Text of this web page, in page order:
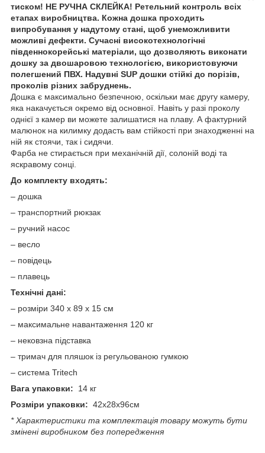
тиском! НЕ РУЧНА СКЛЕЙКА! Ретельний контроль всіх
етапах виробництва. Кожна дошка проходить
випробування у надутому стані, щоб унеможливити
можливі дефекти. Сучасні високотехнологічні
південнокорейські матеріали, що дозволяють виконати
дошку за двошаровою технологією, використовуючи
полегшений ПВХ. Надувні SUP дошки стійкі до порізів,
проколів різних забруднень.
Дошка є максимально безпечною, оскільки має другу камеру,
яка накачується окремо від основної. Навіть у разі проколу
однієї з камер ви можете залишатися на плаву. А фактурний
малюнок на килимку додасть вам стійкості при знаходженні на
ній як стоячи, так і сидячи.
Фарба не стирається при механічній дії, солоній воді та
яскравому сонці.
До комплекту входять:
– дошка
– транспортний рюкзак
– ручний насос
– весло
– повідець
– плавець
Технічні дані:
– розміри 340 х 89 х 15 см
– максимальне навантаження 120 кг
– нековзна підставка
– тримач для пляшок із регульованою гумкою
– система Tritech
Вага упаковки: 14 кг
Розміри упаковки: 42х28х96см
* Характеристики та комплектація товару можуть бути
змінені виробником без попередження